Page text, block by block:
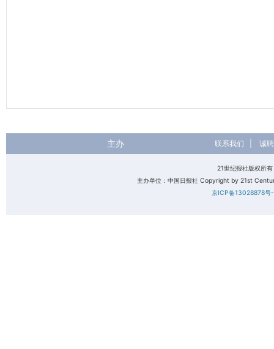
主办 联系我们 诚
21世纪报社版权所
主办单位：中国日报社 Copyright by 21st
京ICP备13028878号